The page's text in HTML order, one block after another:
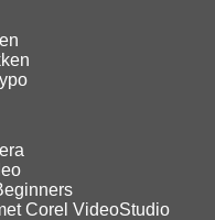
Corel VideoStudio